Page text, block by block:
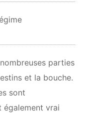
parties
et la bouche.
sont
également vrai